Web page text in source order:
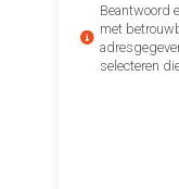
Beantwoord
met
selecteren